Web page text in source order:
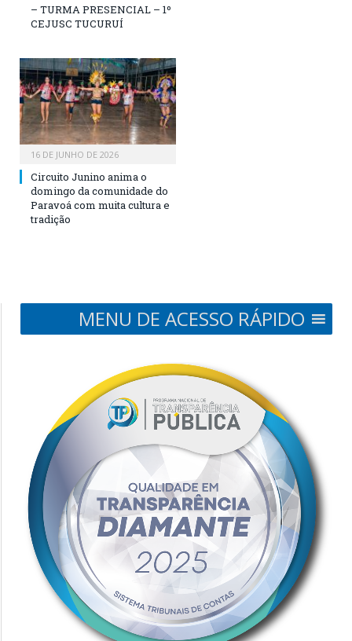
– TURMA PRESENCIAL – 1º
CEJUSC TUCURUÍ
16 DE JUNHO DE 2026
Circuito Junino anima o
domingo da comunidade do
Paravoá com muita cultura e
tradição
MENU DE ACESSO RÁPIDO